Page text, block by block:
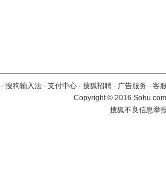
- 搜狗输入法 - 支付中心 - 搜狐招聘 - 广告服务 - 客
Copyright©2016
搜狐不良信息举